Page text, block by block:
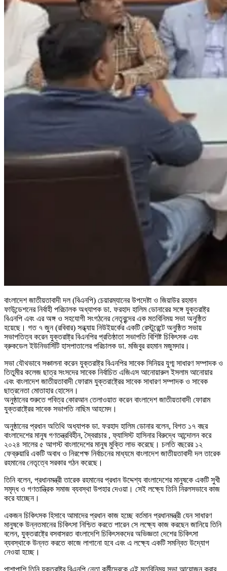
বাংলাদেশ জাতীয়তাবাদী দল (বিএনপি) চেয়ারম্যানের উপদেষ্টা ও জিয়াউর রহমান
ফাউন্ডেশনের নির্বাহী পরিচালক অধ্যাপক ডা. ফরহাদ হালিম ডোনারের সঙ্গে যুক্তরাষ্ট্র
বিএনপি এবং এর অঙ্গ ও সহযোগী সংগঠনের নেতৃবৃন্দের এক মতবিনিময় সভা অনুষ্ঠিত
হয়েছে। গত ৭ জুন (রবিবার) সন্ধ্যায় নিউইয়র্কের একটি রেস্টুরেন্টে অনুষ্ঠিত সভায়
সভাপতিত্ব করেন যুক্তরাষ্ট্র বিএনপির প্রতিষ্ঠাতা সভাপতি বিশিষ্ট চিকিৎসক এবং
ব্রুকডেল ইউনিভার্সিটি হাসপাতালের পরিচালক ডা. মজিবুর রহমান মজুমদার।
সভা যৌথভাবে সঞ্চালনা করেন যুক্তরাষ্ট্র বিএনপির সাবেক সিনিয়র যুগ্ম সাধারণ সম্পাদক ও
তিতুমীর কলেজ ছাত্র সংসদের সাবেক নির্বাচিত এজিএস আনোয়ারুল ইসলাম আনোয়ার
এবং বাংলাদেশ জাতীয়তাবাদী ফোরাম যুক্তরাষ্ট্রের সাবেক সাধারণ সম্পাদক ও সাবেক
ছাত্রনেতা মোতাহার হোসেন।
অনুষ্ঠানের শুরুতে পবিত্র কোরআন তেলাওয়াত করেন বাংলাদেশ জাতীয়তাবাদী ফোরাম
যুক্তরাষ্ট্রের সাবেক সভাপতি নাছিম আহমেদ।
অনুষ্ঠানের প্রধান অতিথি অধ্যাপক ডা. ফরহাদ হালিম ডোনার বলেন, বিগত ১৭ বছর
বাংলাদেশের মানুষ গণতন্ত্রবিহীন, স্বৈরাচার , ফ্যাসিস্ট হাসিনার বিরুদ্ধে আন্দোলন করে
২০২৪ সালের ৫ আগস্ট বাংলাদেশের মানুষ মুক্তি লাভ করেছে। চলতি বছরের ১২
ফেব্রুয়ারি একটি অবাধ ও নিরপেক্ষ নির্বাচনের মাধ্যমে বাংলাদেশ জাতীয়তাবাদী দল তারেক
রহমানের নেতৃত্বে সরকার গঠন করেছে।
তিনি বলেন, প্রধানমন্ত্রী তারেক রহমানের প্রধান উদ্দেশ্য বাংলাদেশের মানুষকে একটি সুখী
সমৃদ্ধ ও গণতান্ত্রিক সমাজ ব্যবস্থা উপহার দেওয়া। সেই লক্ষ্যে তিনি নিরলসভাবে কাজ
করে যাচ্ছেন।
একজন চিকিৎসক হিসাবে আমাদের প্রধান কাজ হচ্ছে বর্তমান প্রধানমন্ত্রী যেন সাধারণ
মানুষকে উন্নতমানের চিকিৎসা নিশ্চিত করতে পারেন সে লক্ষ্যে কাজ করছেন জানিয়ে তিনি
বলেন, যুক্তরাষ্ট্রে বসবাসরত বাংলাদেশি চিকিৎসকদের অভিজ্ঞতা দেশের চিকিৎসা
ব্যবস্থাকে উন্নত করতে কাজে লাগানো হবে এবং এ লক্ষ্যে একটি সমন্বিত উদ্যোগ
নেওয়া হচ্ছে।
পাশাপাশি তিনি যুক্তরাষ্ট্র বিএনপি নেতা কর্মীদেরকে এই মতবিনিময় সভা আয়োজন করার